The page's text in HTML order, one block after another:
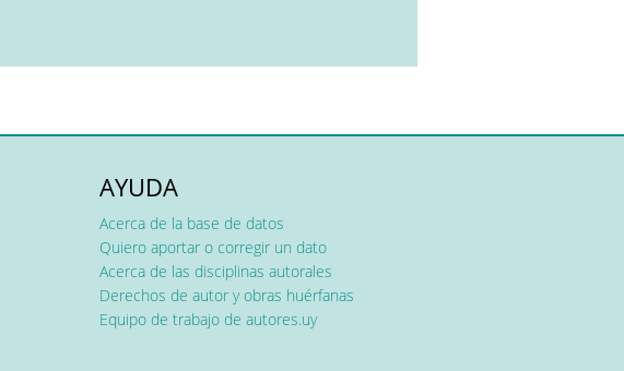
AYUDA
Acerca de la base de datos
Quiero aportar o corregir un dato
Acerca de las disciplinas autorales
Derechos de autor y obras huérfanas
Equipo de trabajo de autores.uy